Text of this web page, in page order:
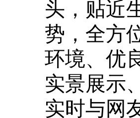
头，贴近
势，全方
环境、优
实景展示
实时与网